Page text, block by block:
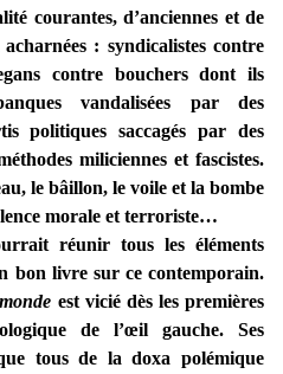
courantes, d’anciennes et de
: syndicalistes contre
contre bouchers dont ils
vandalisées par des
politiques saccagés par des
miliciennes et fascistes.
le bâillon, le voile et la bombe
morale et terroriste…
réunir tous les éléments
bon livre sur ce contemporain.
est vicié dès les premières
de l’œil gauche. Ses
tous de la doxa polémique